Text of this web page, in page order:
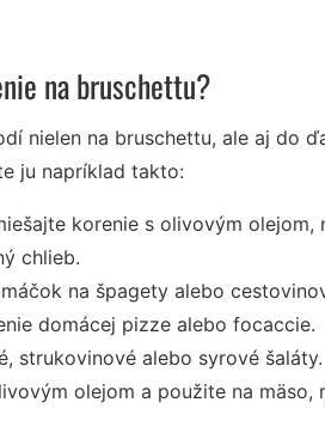
na bruschettu?
nielen na bruschettu, ale aj do
ju napríklad takto:
korenie s olivovým olejom,
chlieb.
na špagety alebo
domácej pizze alebo focaccie.
strukovinové alebo syrové šaláty.
olejom a použite na mäso,